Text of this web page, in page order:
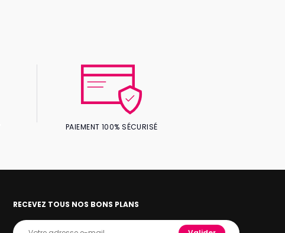
PAIEMENT 100% SÉCURISÉ
RECEVEZ TOUS NOS BONS PLANS